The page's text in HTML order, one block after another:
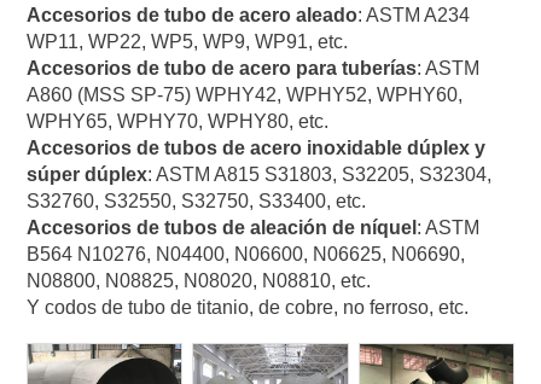
Accesorios de tubo de acero aleado: ASTM A234
WP11, WP22, WP5, WP9, WP91, etc.
Accesorios de tubo de acero para tuberías: ASTM
A860 (MSS SP-75) WPHY42, WPHY52, WPHY60,
WPHY65, WPHY70, WPHY80, etc.
Accesorios de tubos de acero inoxidable dúplex y
súper dúplex: ASTM A815 S31803, S32205, S32304,
S32760, S32550, S32750, S33400, etc.
Accesorios de tubos de aleación de níquel : ASTM
B564 N10276, N04400, N06600, N06625, N06690,
N08800, N08825, N08020, N08810, etc.
Y codos de tubo de titanio, de cobre, no ferroso, etc.